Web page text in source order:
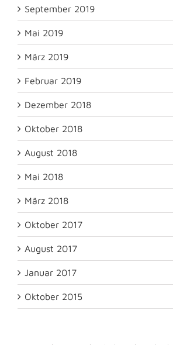
September 2019
Mai 2019
März 2019
Februar 2019
Dezember 2018
Oktober 2018
August 2018
Mai 2018
März 2018
Oktober 2017
August 2017
Januar 2017
Oktober 2015